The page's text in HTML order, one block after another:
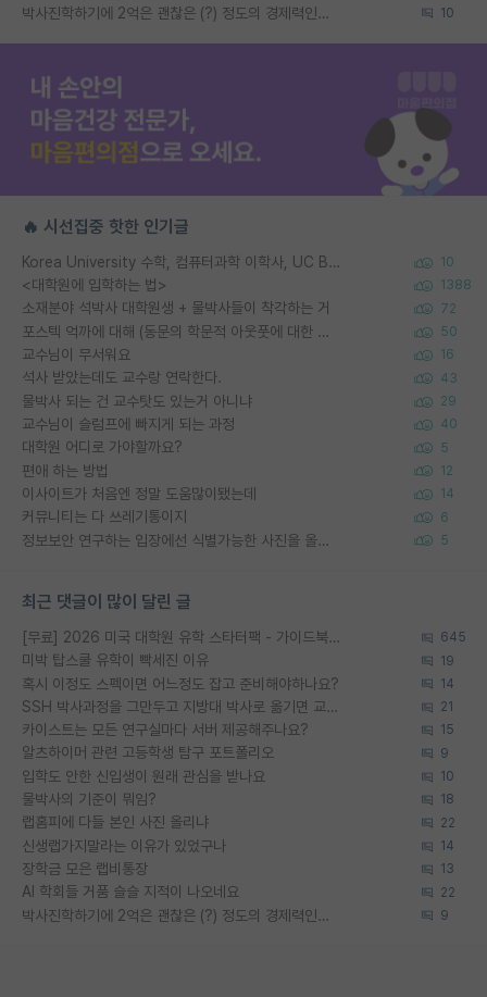
박사진학하기에 2억은 괜찮은 (?) 정도의 경제력인가요 10
🔥 시선집중 핫한 인기글
Korea University 수학, 컴퓨터과학 이학사, UC Berkeley 산업공학 대학원 공학박사가 되는 것은 쉽지 않겠죠? 10
<대학원에 입학하는 법> 1388
소재분야 석박사 대학원생 + 물박사들이 착각하는 거 72
포스텍 억까에 대해 (동문의 학문적 아웃풋에 대한 반박) 50
교수님이 무서워요 16
석사 받았는데도 교수랑 연락한다. 43
물박사 되는 건 교수탓도 있는거 아니냐 29
교수님이 슬럼프에 빠지게 되는 과정 40
대학원 어디로 가야할까요? 5
편애 하는 방법 12
이사이트가 처음엔 정말 도움많이됐는데 14
커뮤니티는 다 쓰레기통이지 6
정보보안 연구하는 입장에선 식별가능한 사진을 올리는건 비추이긴함 5
최근 댓글이 많이 달린 글
[무료] 2026 미국 대학원 유학 스타터팩 - 가이드북 & 합격자 컨택메일 템플릿 645
미박 탑스쿨 유학이 빡세진 이유 19
혹시 이정도 스펙이면 어느정도 잡고 준비해야하나요? 14
SSH 박사과정을 그만두고 지방대 박사로 옮기면 교수의 꿈은 끝일까요? 21
카이스트는 모든 연구실마다 서버 제공해주나요? 15
알츠하이머 관련 고등학생 탐구 포트폴리오 9
입학도 안한 신입생이 원래 관심을 받나요 10
물박사의 기준이 뭐임? 18
랩홈피에 다들 본인 사진 올리냐 22
신생랩가지말라는 이유가 있었구나 14
장학금 모은 랩비통장 13
AI 학회들 거품 슬슬 지적이 나오네요 22
박사진학하기에 2억은 괜찮은 (?) 정도의 경제력인가요 9